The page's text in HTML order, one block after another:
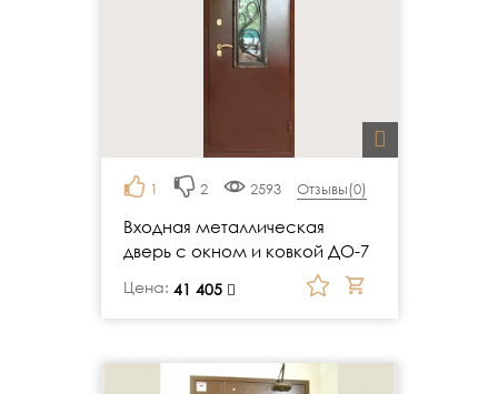
1 2 2593 Отзывы(0)
Входная металлическая
дверь с окном и ковкой ДО-7
Цена: 41 405
руб.